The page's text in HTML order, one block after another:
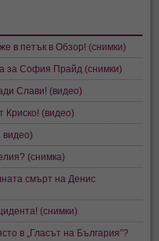
в петък в Обзор! (снимки)
за София Прайд (снимки)
Слави! (видео)
Криско! (видео)
видео)
(снимка)
смърт на Денис
(снимки)
в „Гласът на България”?